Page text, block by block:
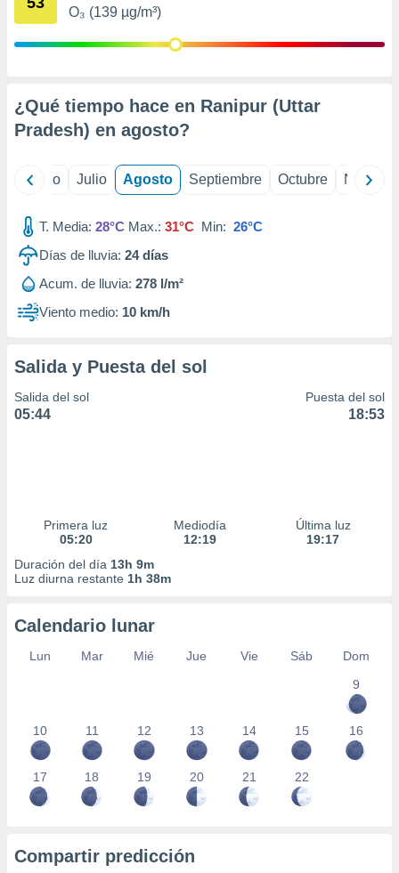
publicidad
1199
O₃ (139 µg/m³)
¿Qué tiempo hace en Ranipur (Uttar
Pradesh) en agosto?
Junio Julio Agosto Septiembre Octubre
T. Media: 28°C Max.: 31°C Min: 26°C
Días de lluvia: 24días
Acum. de lluvia: 278 l/m²
Viento medio: 10 km/h
Salida y Puesta del sol
Salida del sol
05:44
Puesta del sol
18:53
Primera luz
05:20
Mediodía
12:19
Última luz
19:17
Duración del día 13h 9m
Luz diurna restante 1h 38m
Calendario lunar
Lun Mar Mié Jue Vie Sáb
Dom
9
10 11 12 13 14 15 16
17 18 19 20 21 22
Compartir predicción